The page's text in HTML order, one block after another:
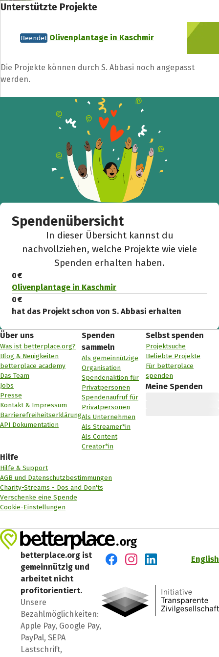
Unterstützte Projekte
Beendet Olivenplantage in Kaschmir
Die Projekte können durch S. Abbasi noch angepasst
werden.
Spendenübersicht
In dieser Übersicht kannst du
nachvollziehen, welche Projekte wie viele
Spenden erhalten haben.
0 €
Olivenplantage in Kaschmir
0 €
hat das Projekt schon von S. Abbasi erhalten
Über uns
Was ist betterplace.org?
Blog & Neuigkeiten
betterplace academy
Das Team
Jobs
Presse
Kontakt & Impressum
Barrierefreiheitserklärung
API Dokumentation
Spenden
sammeln
Als gemeinnützige
Organisation
Spendenaktion für
Privatpersonen
Spendenaufruf für
Privatpersonen
Als Unternehmen
Als Streamer*in
Als Content
Creator*in
Selbst spenden
Projektsuche
Beliebte Projekte
Für betterplace
spenden
Meine Spenden
Hilfe
Hilfe & Support
AGB und Datenschutzbestimmungen
Charity-Streams - Dos and Don'ts
Verschenke eine Spende
Cookie-Einstellungen
betterplace.org ist
gemeinnützig und
arbeitet nicht
profitorientiert.
Unsere
Bezahlmöglichkeiten:
Apple Pay, Google Pay,
PayPal, SEPA
Lastschrift,
English